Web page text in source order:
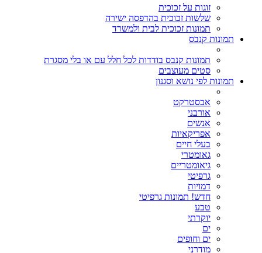
זוגות על זכוכית
שלשות זכוכית בהדפסה ישירה
תמונות זכוכית לבית ולמשרד
תמונות קנבס
תמונות קנבס בודדות לכל חלל עם או בלי מסגרת
סטים מעוצבים
תמונות לפי נושא וסגנון
אבסטרקט
אורבני
אנשים
אפריקאיות
בעלי חיים
גאומטרי
גיאומטריים
גרפיטי
דמויות
חדש! תמונות גרפיטי
טבע
יוקרתי
ים
ים וחופים
מודרני